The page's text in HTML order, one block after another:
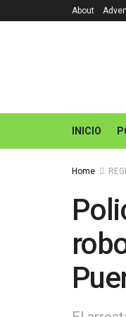
About
INICIO
Home